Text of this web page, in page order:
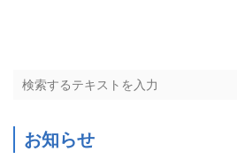
お知らせ